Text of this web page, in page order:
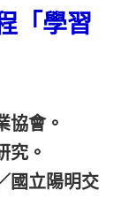
「學習
協會。
究。
國立陽明交